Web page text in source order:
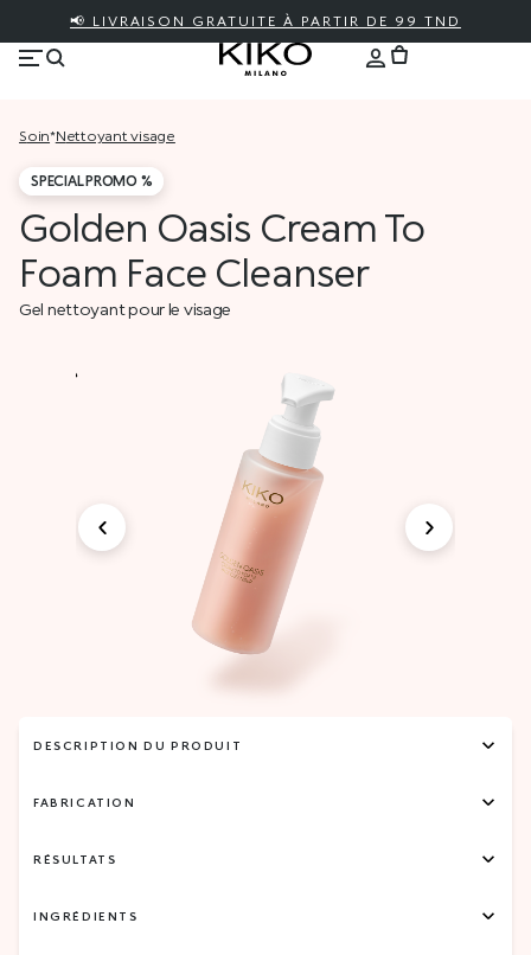
📢 LIVRAISON GRATUITE À PARTIR DE 99 TND
soin* nettoyant visage
SPECIAL PROMO %
Golden Oasis Cream To
Foam Face Cleanser
Gel nettoyant pour le visage
DESCRIPTION DU PRODUIT
FABRICATION
RÉSULTATS
INGRÉDIENTS